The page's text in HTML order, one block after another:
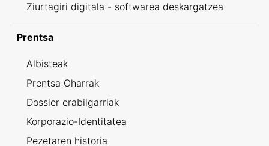
Ziurtagiri digitala - softwarea deskargatzea
Prentsa
Albisteak
Prentsa Oharrak
Dossier erabilgarriak
Korporazio-Identitatea
Pezetaren historia